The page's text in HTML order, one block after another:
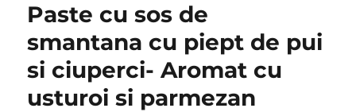
Paste cu sos de
smantana cu piept de pui
si ciuperci- Aromat cu
usturoi si parmezan